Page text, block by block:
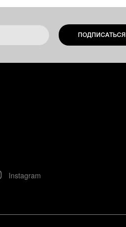
ПОДПИСАТЬСЯ
Instagram